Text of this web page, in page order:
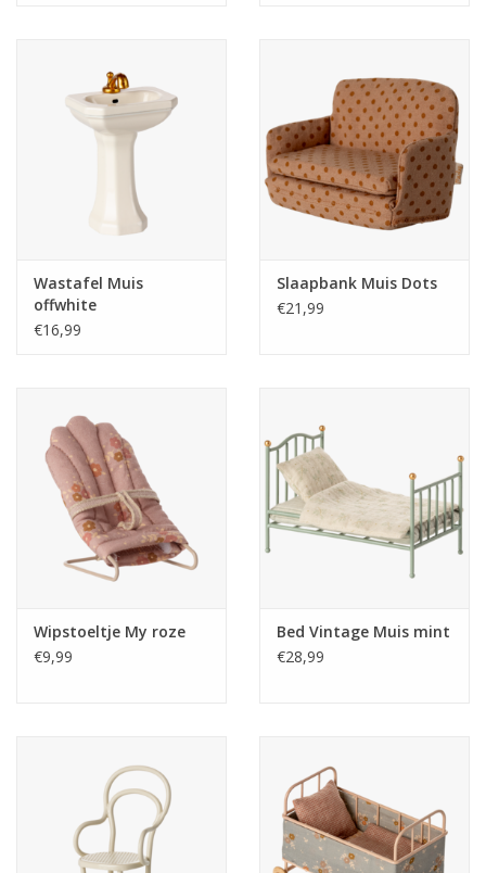
Wastafel Muis
offwhite
€16,99
Slaapbank Muis Dots
€21,99
Wipstoeltje My roze
€9,99
Bed Vintage Muis mint
€28,99